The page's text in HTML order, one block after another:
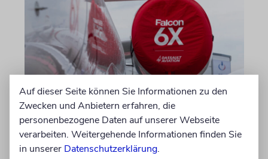
DUBLIN
Wegen Israel-Boykott:
Irisches Regierungsflugzeug
Auf dieser Seite können Sie Informationen zu den
Zwecken und Anbietern erfahren, die
personenbezogene Daten auf unserer Webseite
verarbeiten. Weitergehende Informationen finden Sie
in unserer Datenschutzerklärung.